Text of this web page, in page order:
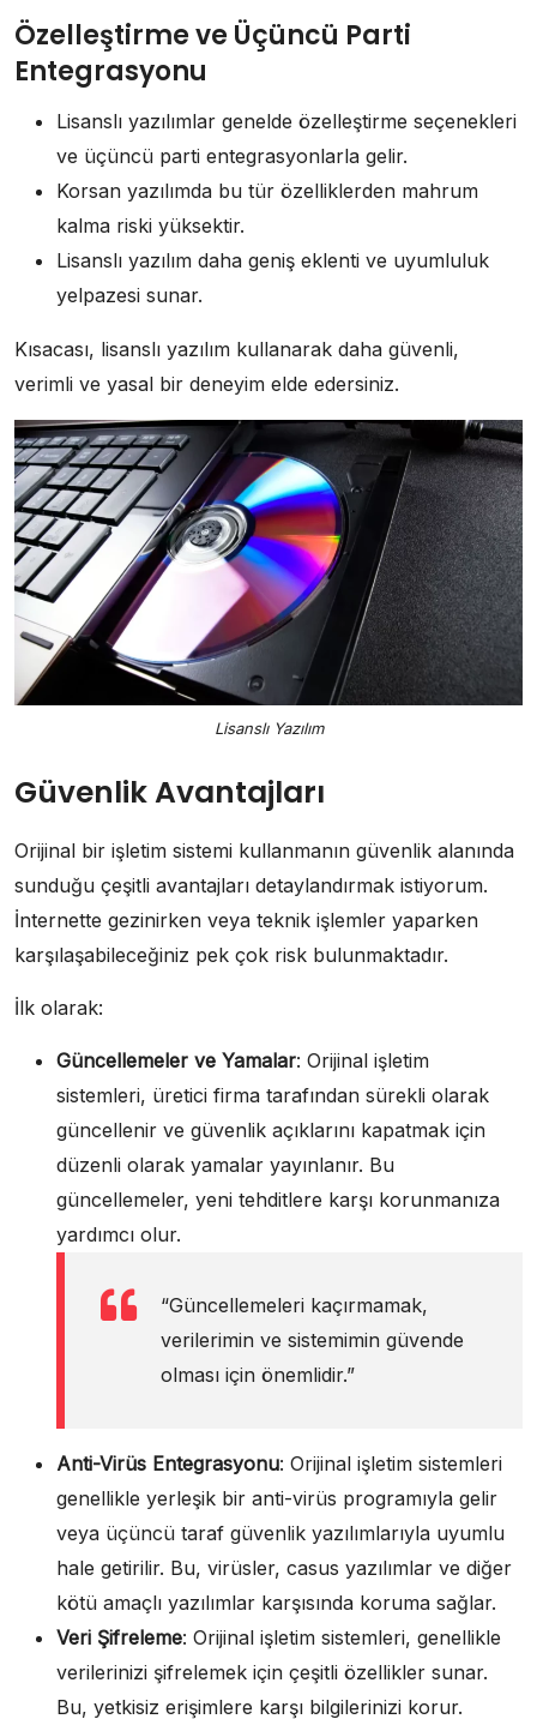
Özelleştirme ve Üçüncü Parti
Entegrasyonu
Lisanslı yazılımlar genelde özelleştirme seçenekleri
ve üçüncü parti entegrasyonlarla gelir.
Korsan yazılımda bu tür özelliklerden mahrum
kalma riski yüksektir.
Lisanslı yazılım daha geniş eklenti ve uyumluluk
yelpazesi sunar.
Kısacası, lisanslı yazılım kullanarak daha güvenli,
verimli ve yasal bir deneyim elde edersiniz.
Lisanslı Yazılım
Güvenlik Avantajları
Orijinal bir işletim sistemi kullanmanın güvenlik alanında
sunduğu çeşitli avantajları detaylandırmak istiyorum.
İnternette gezinirken veya teknik işlemler yaparken
karşılaşabileceğiniz pek çok risk bulunmaktadır.
İlk olarak:
Güncellemeler ve Yamalar: Orijinal işletim
sistemleri, üretici firma tarafından sürekli olarak
güncellenir ve güvenlik açıklarını kapatmak için
düzenli olarak yamalar yayınlanır. Bu
güncellemeler, yeni tehditlere karşı korunmanıza
yardımcı olur.
“Güncellemeleri kaçırmamak,
verilerimin ve sistemimin güvende
olması için önemlidir.”
Anti-Virüs Entegrasyonu: Orijinal işletim sistemleri
genellikle yerleşik bir anti-virüs programıyla gelir
veya üçüncü taraf güvenlik yazılımlarıyla uyumlu
hale getirilir. Bu, virüsler, casus yazılımlar ve diğer
kötü amaçlı yazılımlar karşısında koruma sağlar.
Veri Şifreleme: Orijinal işletim sistemleri, genellikle
verilerinizi şifrelemek için çeşitli özellikler sunar.
Bu, yetkisiz erişimlere karşı bilgilerinizi korur.